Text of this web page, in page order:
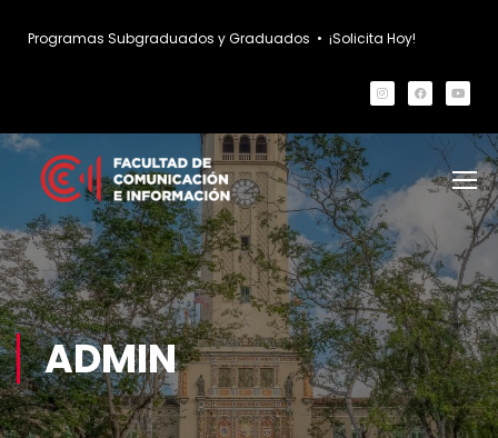
Programas Subgraduados y Graduados • ¡Solicita Hoy!
ADMIN